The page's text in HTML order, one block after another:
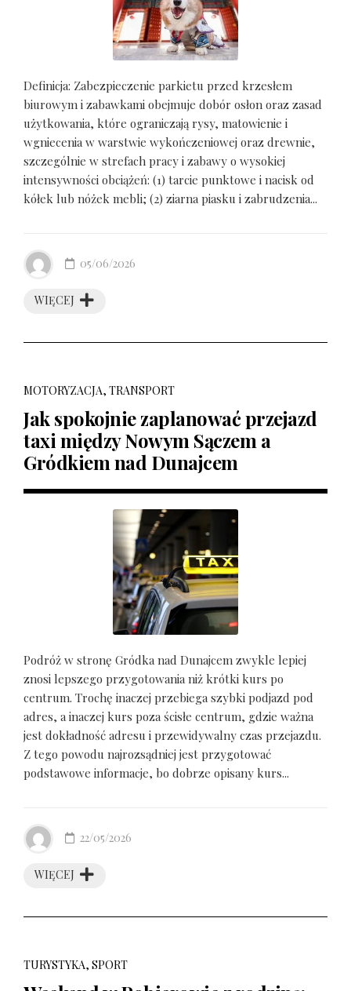
Definicja: Zabezpieczenie parkietu przed krzesłem
biurowym i zabawkami obejmuje dobór osłon oraz zasad
użytkowania, które ograniczają rysy, matowienie i
wgniecenia w warstwie wykończeniowej oraz drewnie,
szczególnie w strefach pracy i zabawy o wysokiej
intensywności obciążeń: (1) tarcie punktowe i nacisk od
kółek lub nóżek mebli; (2) ziarna piasku i zabrudzenia...
WIĘCEJ
05/06/2026
MOTORYZACJA, TRANSPORT
Jak spokojnie zaplanować przejazd
taxi między Nowym Sączem a
Gródkiem nad Dunajcem
Podróż w stronę Gródka nad Dunajcem zwykle lepiej
znosi lepszego przygotowania niż krótki kurs po
centrum. Trochę inaczej przebiega szybki podjazd pod
adres, a inaczej kurs poza ścisłe centrum, gdzie ważna
jest dokładność adresu i przewidywalny czas przejazdu.
Z tego powodu najrozsądniej jest przygotować
podstawowe informacje, bo dobrze opisany kurs...
WIĘCEJ
22/05/2026
TURYSTYKA, SPORT